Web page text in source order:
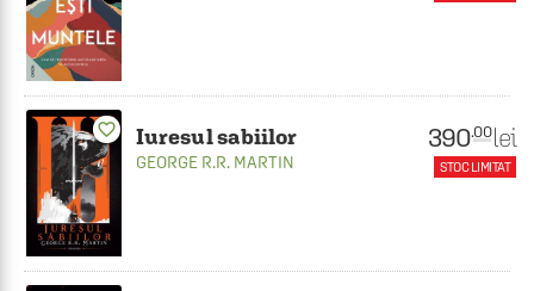
favorite_border Iuresul sabiilor
GEORGE R.R. MARTIN
390.00 lei
STOC LIMITAT